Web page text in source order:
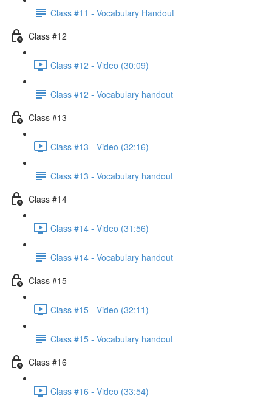
Class #11 - Vocabulary Handout
Class #12
Class #12 - Video (30:09)
Class #12 - Vocabulary handout
Class #13
Class #13 - Video (32:16)
Class #13 - Vocabulary handout
Class #14
Class #14 - Video (31:56)
Class #14 - Vocabulary handout
Class #15
Class #15 - Video (32:11)
Class #15 - Vocabulary handout
Class #16
Class #16 - Video (33:54)